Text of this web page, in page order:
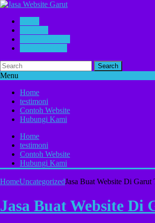
Search
Menu
Home
testimoni
Contoh Website
Hubungi Kami
Home
testimoni
Contoh Website
Hubungi Kami
HomeUncategorizedJasa Buat Website Di Garut
Jasa Buat Website Di